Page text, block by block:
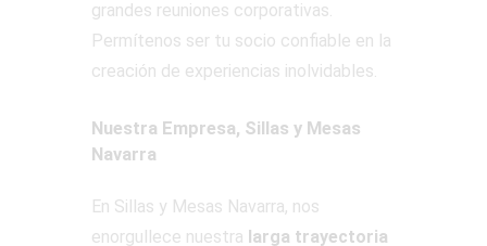
grandes reuniones corporativas.
Permítenos ser tu socio confiable en la
creación de experiencias inolvidables.
Nuestra Empresa, Sillas y Mesas
Navarra
En Sillas y Mesas Navarra, nos
enorgullece nuestra larga trayectoria